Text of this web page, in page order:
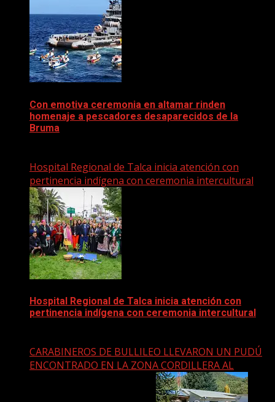
Con emotiva ceremonia en altamar rinden
homenaje a pescadores desaparecidos de la
Bruma
Hospital Regional de Talca inicia atención con
pertinencia indígena con ceremonia intercultural
Hospital Regional de Talca inicia atención con
pertinencia indígena con ceremonia intercultural
CARABINEROS DE BULLILEO LLEVARON UN PUDÚ
ENCONTRADO EN LA ZONA CORDILLERA AL